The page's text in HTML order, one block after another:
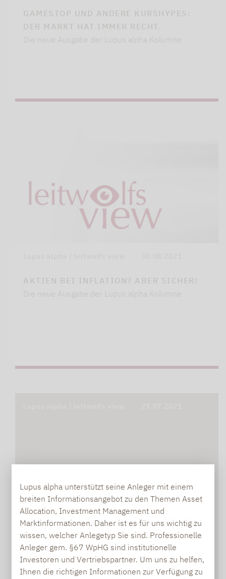
Lupus alpha unterstützt seine Anleger mit einem
breiten Informationsangebot zu den Themen Asset
Allocation, Investment Management und
Marktinformationen. Daher ist es für uns wichtig zu
wissen, welcher Anlegetyp Sie sind. Professionelle
Anleger gem. §67 WpHG sind institutionelle
Investoren und Vertriebspartner. Um uns zu helfen,
Ihnen die richtigen Informationen zur Verfügung zu
GAMESTOP UND ANDERE KURSHYPES:
DER MARKT HAT IMMER RECHT.
Die neue Ausgabe der Lupus alpha Kolumne
AKTIEN BEI INFLATION? ABER SICHER!
Die neue Ausgabe der Lupus alpha Kolumne
DER STOFF, AUS DEM TRÄUME SIND -
ODER WARUM SICH THEMENFONDS NICHT
FÜR DEN…
Die neue Ausgabe der Lupus alpha Kolumne